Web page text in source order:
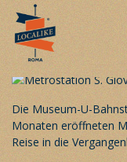
Metrostation
Untergrund
Veröffentlicht am 25.
Die Museum-U-
Monaten eröffneten
Reise in die